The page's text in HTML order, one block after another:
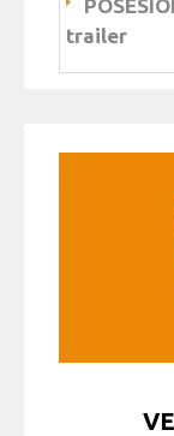
trailer